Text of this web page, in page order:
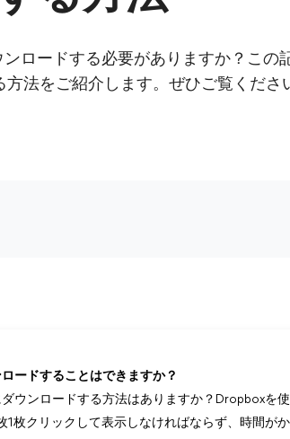
ロードする必要がありますか？この
法をご紹介します。ぜひご覧くださ
ードすることはできますか？
ウンロードする方法はありますか？Dropboxを
1枚クリックして表示しなければならず、時間が